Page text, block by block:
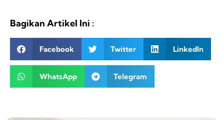
Bagikan Artikel Ini :
Facebook Twitter LinkedIn
WhatsApp Telegram